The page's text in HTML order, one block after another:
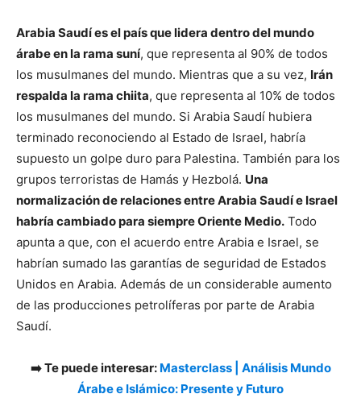
Arabia Saudí es el país que lidera dentro del mundo
árabe en la rama suní, que representa al 90% de todos
los musulmanes del mundo. Mientras que a su vez, Irán
respalda la rama chiita, que representa al 10% de todos
los musulmanes del mundo. Si Arabia Saudí hubiera
terminado reconociendo al Estado de Israel, habría
supuesto un golpe duro para Palestina. También para los
grupos terroristas de Hamás y Hezbolá. Una
normalización de relaciones entre Arabia Saudí e Israel
habría cambiado para siempre Oriente Medio. Todo
apunta a que, con el acuerdo entre Arabia e Israel, se
habrían sumado las garantías de seguridad de Estados
Unidos en Arabia. Además de un considerable aumento
de las producciones petrolíferas por parte de Arabia
Saudí.
➡️ Te puede interesar: Masterclass | Análisis Mundo
Árabe e Islámico: Presente y Futuro